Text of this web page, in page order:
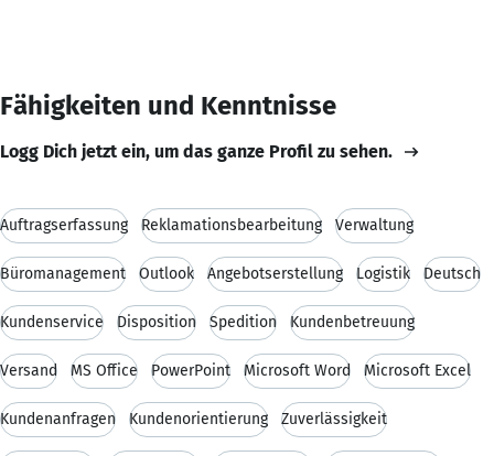
Fähigkeiten und Kenntnisse
Logg Dich jetzt ein, um das ganze Profil zu sehen.
Auftragserfassung Reklamationsbearbeitung Verwaltung
Büromanagement Outlook Angebotserstellung Logistik Deutsch
Kundenservice Disposition Spedition Kundenbetreuung
Versand MS Office PowerPoint Microsoft Word Microsoft Excel
Kundenanfragen Kundenorientierung Zuverlässigkeit